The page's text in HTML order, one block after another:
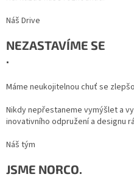
Náš Drive
NEZASTAVÍME SE
.
Máme neukojitelnou chuť se
Nikdy nepřestaneme vymýšlet a
inovativního odpružení a designu
Náš tým
JSME NORCO.